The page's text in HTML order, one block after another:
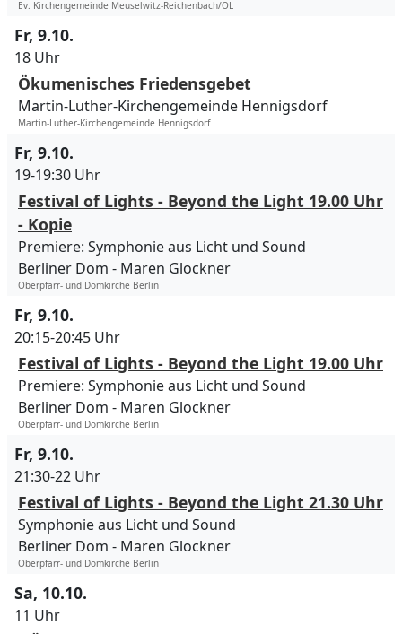
Ev. Kirchengemeinde Meuselwitz-Reichenbach/OL
Fr, 9.10.
18 Uhr
Ökumenisches Friedensgebet
Martin-Luther-Kirchengemeinde Hennigsdorf
Martin-Luther-Kirchengemeinde Hennigsdorf
Fr, 9.10.
19-19:30 Uhr
Festival of Lights - Beyond the Light 19.00 Uhr
- Kopie
Premiere: Symphonie aus Licht und Sound
Berliner Dom
Maren Glockner
Oberpfarr- und Domkirche Berlin
Fr, 9.10.
20:15-20:45 Uhr
Festival of Lights - Beyond the Light 19.00 Uhr
Premiere: Symphonie aus Licht und Sound
Berliner Dom
Maren Glockner
Oberpfarr- und Domkirche Berlin
Fr, 9.10.
21:30-22 Uhr
Festival of Lights - Beyond the Light 21.30 Uhr
Symphonie aus Licht und Sound
Berliner Dom
Maren Glockner
Oberpfarr- und Domkirche Berlin
Sa, 10.10.
11 Uhr